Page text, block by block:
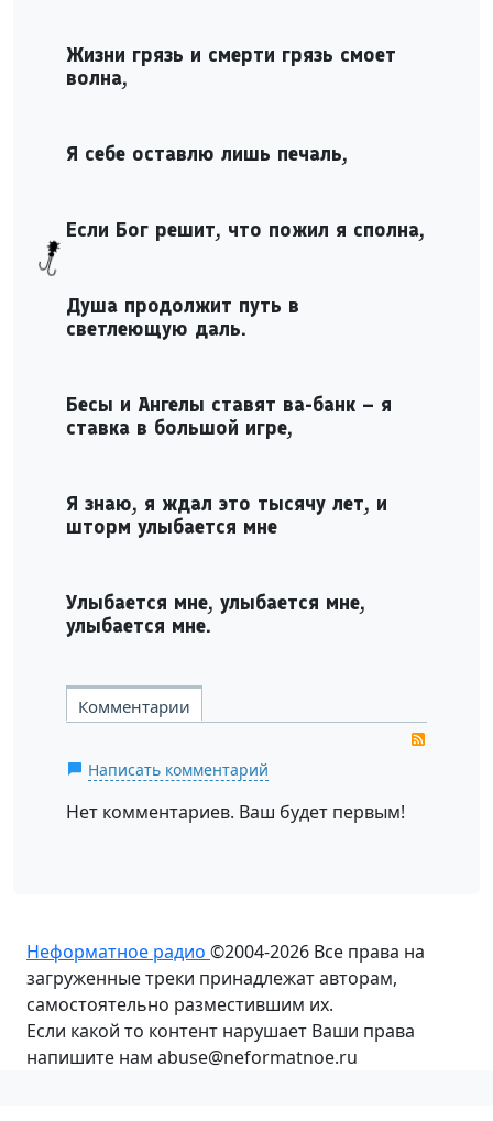
Жизни грязь и смерти грязь смоет
волна,
Я себе оставлю лишь печаль,
Если Бог решит, что пожил я сполна,
Душа продолжит путь в
светлеющую даль.
Бесы и Ангелы ставят ва-банк – я
ставка в большой игре,
Я знаю, я ждал это тысячу лет, и
шторм улыбается мне
Улыбается мне, улыбается мне,
улыбается мне.
Комментарии
Написать комментарий
Нет комментариев. Ваш будет первым!
Неформатное радио ©2004-2026 Все права на
загруженные треки принадлежат авторам,
самостоятельно разместившим их.
Если какой то контент нарушает Ваши права
напишите нам abuse@neformatnoe.ru